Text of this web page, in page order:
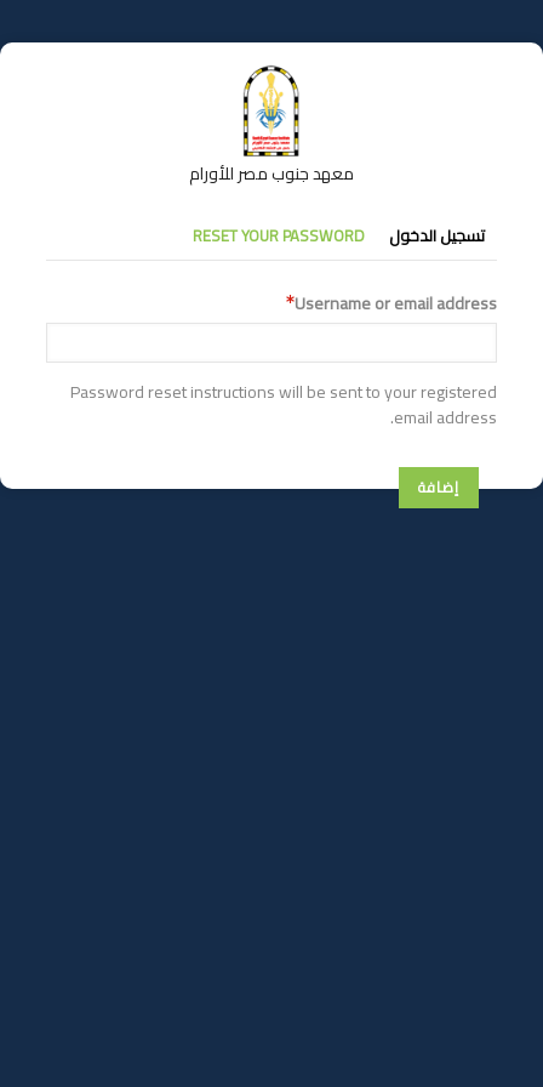
إلى
المحتوى
معهد جنوب مصر للأورام
التبويبات
الأساسية
تسجيل الدخول RESET YOUR PASSWORD
Username or email address
Password reset instructions will be sent to your registered
email address.